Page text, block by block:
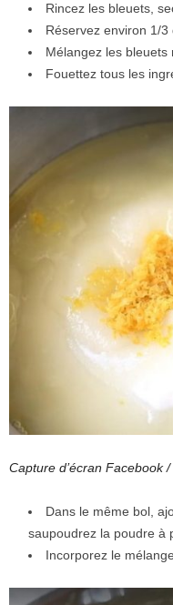
Rincez les bleuets,
Réservez environ 1/3
Mélangez les bleuets
Fouettez tous les
Capture d’écran Facebook
Dans le même bol,
saupoudrez la poudre à
Incorporez le